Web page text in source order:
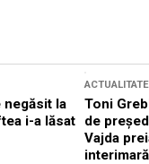
negăsit la
i-a lăsat
ACTUALITATE
Toni
de
Vajda
interimară